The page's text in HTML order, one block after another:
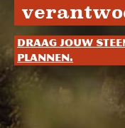
Draag jouw
plannen.